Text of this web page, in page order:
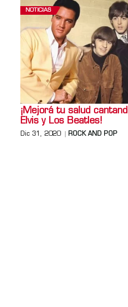
NOTICIAS
¡Mejorá tu salud
Elvis y Los Beatles!
Dic 31, 2020 ROCK AND POP